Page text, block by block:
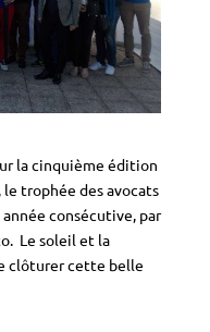
la cinquième édition
le trophée des avocats
consécutive, par
Le soleil et la
clôturer cette belle